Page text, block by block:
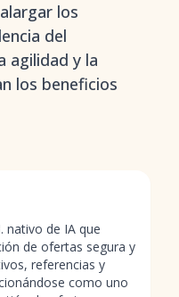
los
del
agilidad y la
los beneficios
nativo de IA que
de ofertas segura y
referencias y
como uno